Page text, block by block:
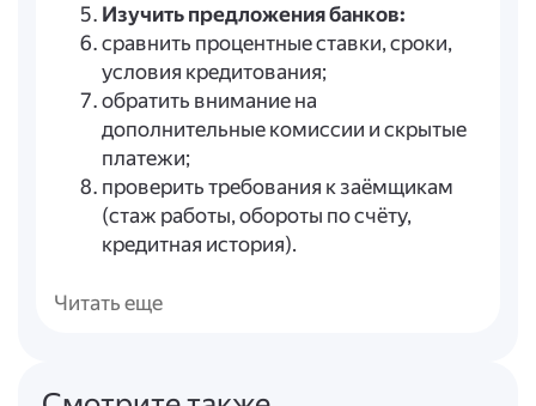
Изучить предложения банков:
сравнить процентные ставки, сроки,
условия кредитования;
обратить внимание на
дополнительные комиссии и скрытые
платежи;
проверить требования к заёмщикам
(стаж работы, обороты по счёту,
кредитная история).
требуют:
Читать еще